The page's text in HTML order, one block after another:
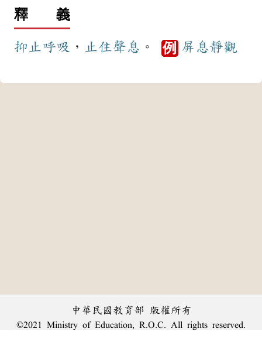
釋 義
抑止呼吸 ， 止住聲息 。 例 屏息靜觀
中華民國教育部 版權所有
©2021 Ministry of Education, R.O.C. All rights reserved.